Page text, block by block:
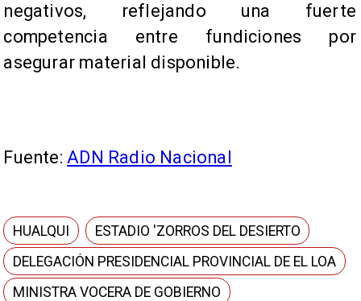
negativos, reflejando una fuerte
competencia entre fundiciones por
asegurar material disponible.
Fuente:ADN Radio Nacional
HUALQUI
ESTADIO 'ZORROS DEL DESIERTO
DELEGACIÓN PRESIDENCIAL PROVINCIAL DE EL LOA
MINISTRA VOCERA DE GOBIERNO